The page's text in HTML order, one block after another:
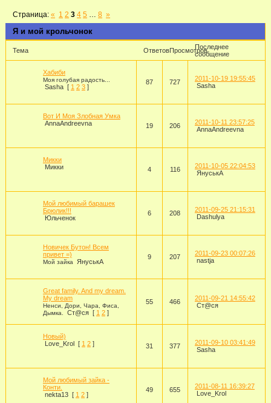
Я и мой крольчонок
Страница:« 1 2 3 4 5 … 8 »
Тема ОтветовПросмотровПоследнее
сообщение
Хабиби
Моя голубая радость...
Sasha [ 1 2 3 ]
87 727
2011-10-19 19:55:45
Sasha
Вот И Моя Злобная Умка
AnnaAndreevna
19 206
2011-10-11 23:57:25
AnnaAndreevna
Микки
Микки
4 116
2011-10-05 22:04:53
ЯнуськА
Мой любимый барашек
Брюлик!!!
Юльченок
6 208
2011-09-25 21:15:31
Dashulya
Новичек Бутон! Всем
привет =)
Мой зайка ЯнуськА
9 207
2011-09-23 00:07:26
nastja
Great family. And my dream.
My dream
Ненси, Дори, Чара, Фиса,
Дымка.
Ст@ся [ 1 2 ]
55 466
2011-09-21 14:55:42
Ст@ся
Новый)
Love_Krol [ 1 2 ] 31 377
2011-09-10 03:41:49
Sasha
Мой любимый зайка -
Конти.
nekta13 [ 1 2 ]
49 655
2011-08-11 16:39:27
Love_Krol